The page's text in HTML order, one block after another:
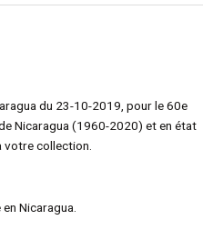
du 23-10-2019, pour le 60e
Nicaragua (1960-2020) et en état
votre collection.
Nicaragua.